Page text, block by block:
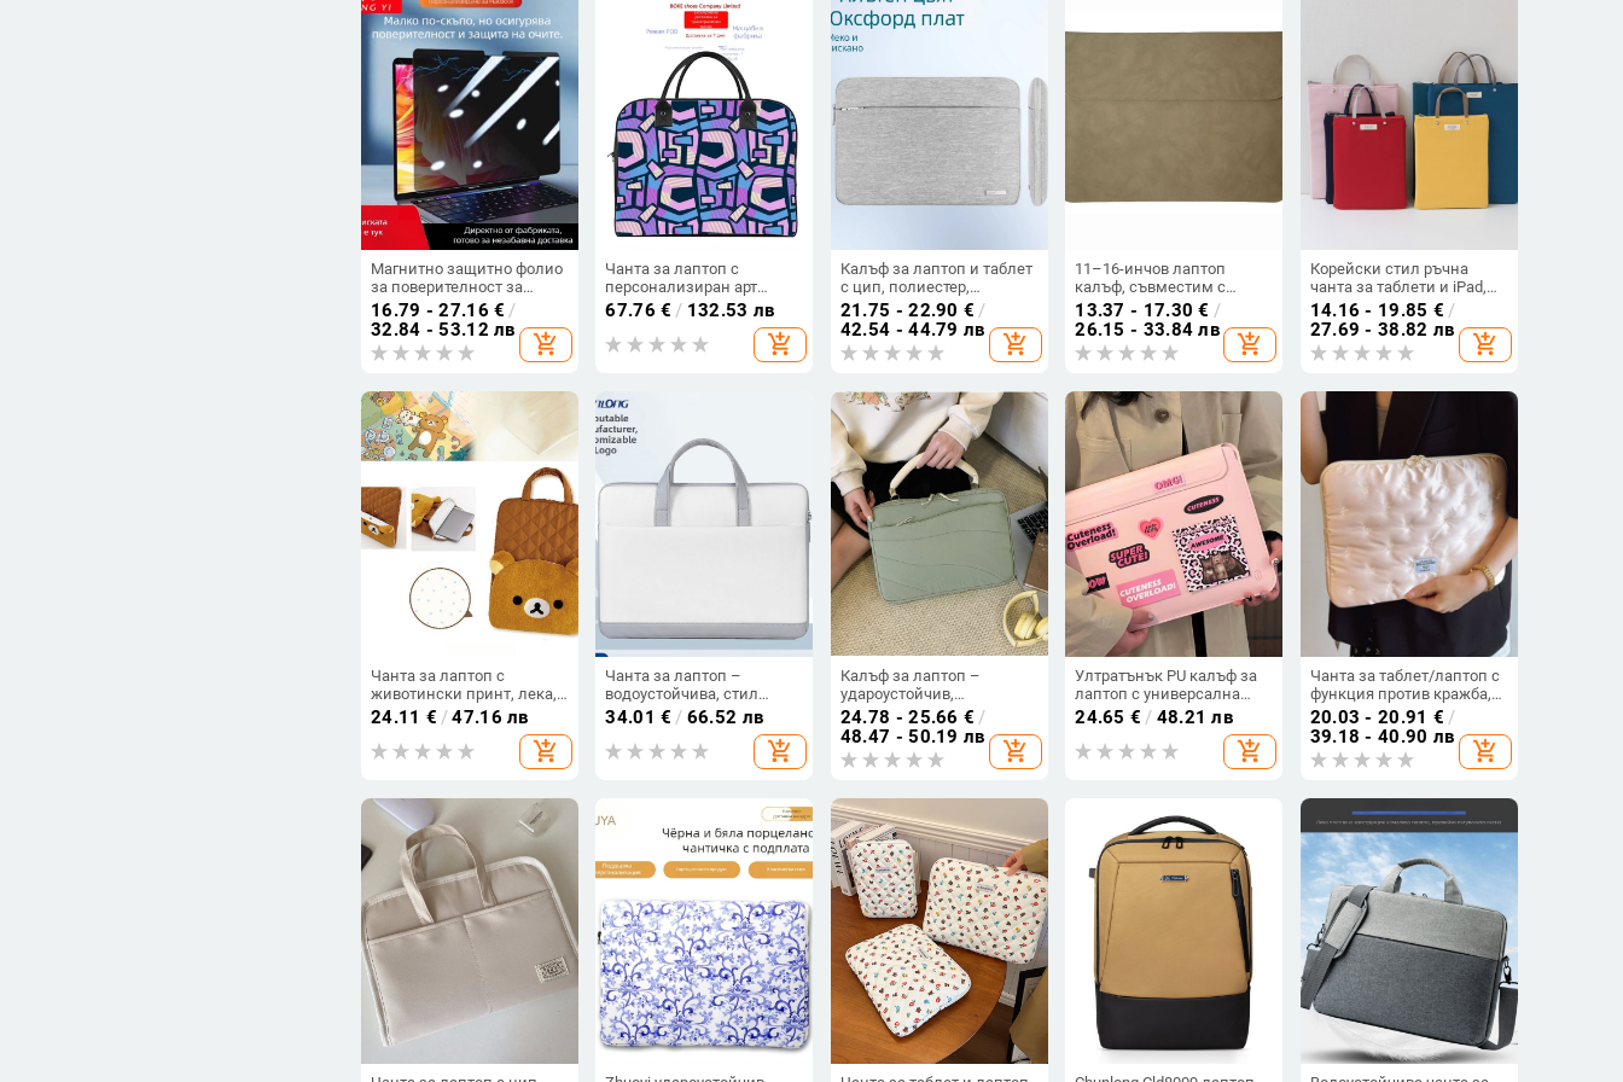
подплата.
Магнитно защитно фолио
за поверителност за
MacBook 14–16 инча
16.79 - 27.16 € /
32.84 - 53.12 лв
add_shopping_cart
Чанта за лаптоп с
персонализиран арт
дизайн — полиестер,
износоустойчива,
затваряне с цип, мека
67.76 € / 132.53 лв
add_shopping_cart
Калъф за лаптоп и таблет
с цип, полиестер,
подплатен вътрешен
джоб с цип, дишащ
интериор
21.75 - 22.90 € /
42.54 - 44.79 лв
add_shopping_cart
11–16-инчов лаптоп
калъф, съвместим с
Lenovo, Huawei и Apple,
лек и тънък, защитен
13.37 - 17.30 € /
26.15 - 33.84 лв
add_shopping_cart
Корейски стил ръчна
чанта за таблети и iPad,
памучна тъкан, цип
14.16 - 19.85 € /
27.69 - 38.82 лв
add_shopping_cart
Чанта за лаптоп с
животински принт, лека,
памучна, подплата от
оксфорд, удароустойчива,
унисекс
24.11 € /47.16 лв
add_shopping_cart
Чанта за лаптоп –
водоустойчива, стил
градска простота и
портативен делов багаж;
материал: Други; модел:
едноцветен; зима 2025
34.01 € / 66.52 лв
add_shopping_cart
Калъф за лаптоп –
удароустойчив,
водоустойчив,
износоустойчив, сгъваем
дизайн; полиестерна
външна материя.
24.78 - 25.66 € /
48.47 - 50.19 лв
add_shopping_cart
Ултратънък PU калъф за
лаптоп с универсална
вътрешна подплата за
13–14 инча, премиум
визия за ежедневна
24.65 € / 48.21 лв
add_shopping_cart
Чанта за таблет/лаптоп с
функция против кражба,
разширяемо отделение,
подплата от коприна,
урбан стил
20.03 - 20.91 € /
39.18 - 40.90 лв
add_shopping_cart